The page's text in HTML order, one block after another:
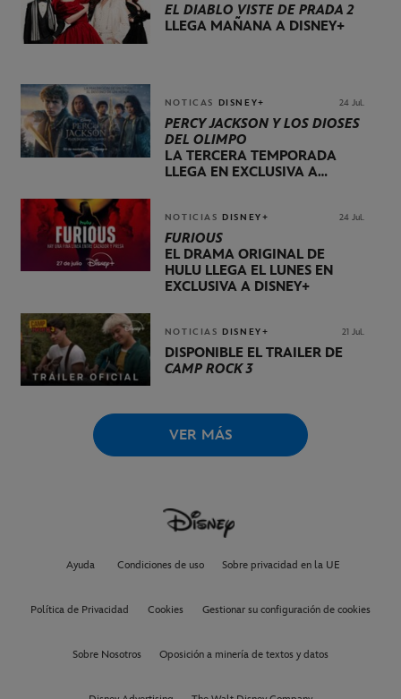
EL DIABLO VISTE DE PRADA 2
LLEGA MAÑANA A DISNEY+
NOTICAS DISNEY+ 24 Jul.
PERCY JACKSON Y LOS DIOSES
DEL OLIMPO
LA TERCERA TEMPORADA
LLEGA EN EXCLUSIVA A
NOTICIAS DISNEY+ 24 Jul.
FURIOUS
EL DRAMA ORIGINAL DE
HULU LLEGA EL LUNES EN
EXCLUSIVA A DISNEY+
NOTICIAS DISNEY+ 21 Jul.
DISPONIBLE EL TRÁILER DE
CAMP ROCK 3
VER MÁS
Ayuda Condiciones de uso Sobre privacidad en la UE
Política de Privacidad Cookies Gestionar su configuración de cookies
Sobre Nosotros Oposición a minería de textos y datos